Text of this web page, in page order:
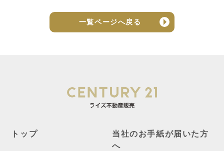
一覧ページへ戻る
トップ
当社のお手紙が届いた方
へ